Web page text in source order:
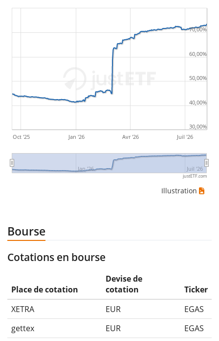
Oct '25 Jan '26 Avr '26 Juil '26
Jan '26 Juil '26
30,00%
40,00%
50,00%
60,00%
70,00%
justETF.com
Illustration
Bourse
Cotations en bourse
Place de cotation
Devise de
cotation
Ticker
XETRA
EUR
EGAS
gettex
EUR
EGAS